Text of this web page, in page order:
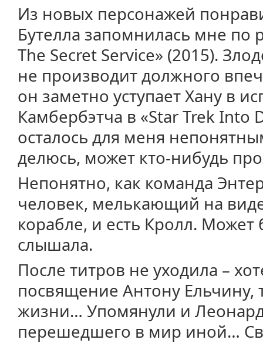
Из новых персонажей
Бутелла запомнилась мне по
The Secret Service» (2015).
не производит должного
он заметно уступает Хану в
Камбербэтча в «Star Trek Into
осталось для меня
делюсь, может кто-нибудь
Непонятно, как команда
человек, мелькающий на
корабле, и есть Кролл. Может
слышала.
После титров не уходила –
посвящение Антону
жизни… Упомянули и
перешедшего в мир иной…